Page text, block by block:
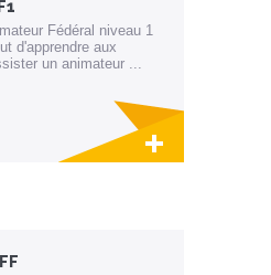
Fédéral niveau 1
d'apprendre aux
un animateur ...